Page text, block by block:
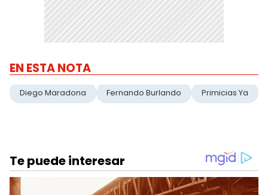
EN ESTA NOTA
Diego Maradona Fernando Burlando Primicias Ya